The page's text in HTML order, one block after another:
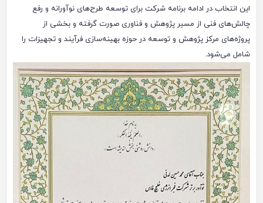
این انتخاب در ادامه برنامه شرکت برای توسعه طرح‌های نوآورانه و رفع
چالش‌های فنی از مسیر پژوهش و فناوری صورت گرفته و بخشی از
پروژه‌های مرکز پژوهش و توسعه در حوزه بهینه‌سازی فرآیند و تجهیزات را
شامل می‌شود.